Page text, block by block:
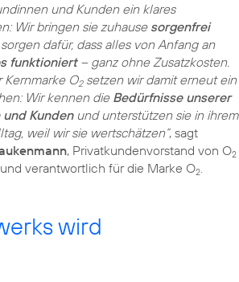
und Kunden ein klares
Wir bringen sie zuhausesorgenfrei
dafür, dass alles von Anfang an
funktioniert– ganz ohne Zusatzkosten.
Kernmarke O2setzen wir damit erneut ein
Wir kennen dieBedürfnisse unserer
Kundenund unterstützen sie in ihrem
weil wir sie wertschätzen“, sagt
, Privatkundenvorstand von O2
verantwortlich für die Marke O2.
wird